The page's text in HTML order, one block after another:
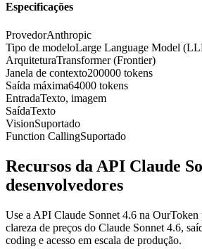
Especificações
ProvedorAnthropic
Tipo de modeloLarge Language Model
ArquiteturaTransformer (Frontier)
Janela de contexto200000 tokens
Saída máxima64000 tokens
EntradaTexto, imagem
SaídaTexto
VisionSuportado
Function CallingSuportado
Recursos da API Claude
desenvolvedores
Use a API Claude Sonnet 4.6 na
clareza de preços do Claude Sonnet 4.6,
coding e acesso em escala de produção.